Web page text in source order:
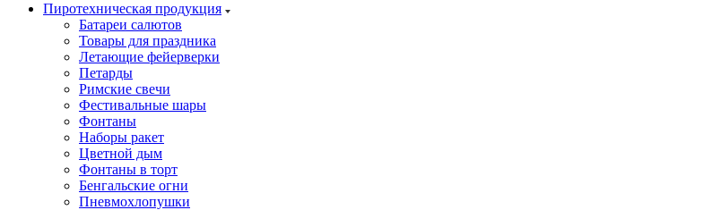
Пиротехническая продукция
Батареи салютов
Товары для праздника
Летающие фейерверки
Петарды
Римские свечи
Фестивальные шары
Фонтаны
Наборы ракет
Цветной дым
Фонтаны в торт
Бенгальские огни
Пневмохлопушки